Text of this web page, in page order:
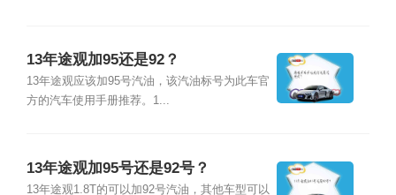
13年途观加95还是92？
13年途观应该加95号汽油，该汽油标号为此车官
方的汽车使用手册推荐。1...
13年途观加95号还是92号？
13年途观1.8T的可以加92号汽油，其他车型可以